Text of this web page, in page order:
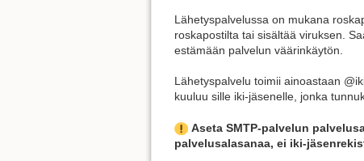
Lähetyspalvelussa on mukana
roskapostilta tai sisältää viruksen.
estämään palvelun väärinkäytön.
Lähetyspalvelu toimii ainoastaan
kuuluu sille iki-jäsenelle, jonka
Aseta SMTP-palvelun
palvelusalasanaa, ei iki-